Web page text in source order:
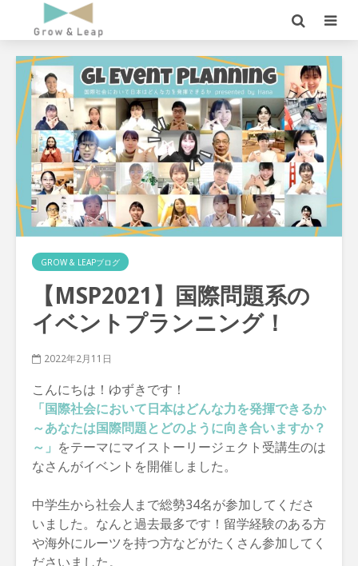
GROW & LEAPブログ
【MSP2021】国際問題系の
イベントプランニング！
2022年2月11日
こんにちは！ゆずきです！
「国際社会において日本はどんな力を発揮できるか
～あなたは国際問題とどのように向き合いますか？
～」 をテーマにマイストーリージェクト 受講生のは
なさんがイベントを開催しました。
中学生から社会人まで総勢34名が参加してくださ
いました。なんと過去最多です！留学経験のある方
や海外にルーツを持つ方などがたくさん参加してく
ださいました。